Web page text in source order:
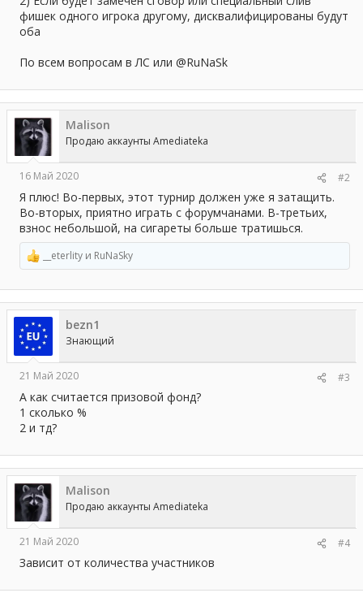
фишек одного игрока другому, дисквалифицированы будут
оба
По всем вопросам в ЛС или @RuNaSk
Malison
Продаю аккаунты Amediateka
16 Май 2020 #2
Я плюс! Во-первых, этот турнир должен уже я затащить.
Во-вторых, приятно играть с форумчанами. В-третьих,
взнос небольшой, на сигареты больше тратишься.
Р
е
а
к
ц
и
и
:
__eterlity и RuNaSky
bezn1
Знающий
21 Май 2020 #3
А как считается призовой фонд?
1 сколько %
2 и тд?
Malison
Продаю аккаунты Amediateka
21 Май 2020 #4
Зависит от количества участников